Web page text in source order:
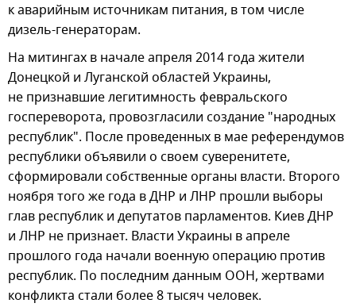
к аварийным источникам питания, в том числе
дизель-генераторам.
На митингах в начале апреля 2014 года жители
Донецкой и Луганской областей Украины,
не признавшие легитимность февральского
госпереворота, провозгласили создание "народных
республик". После проведенных в мае референдумов
республики объявили о своем суверенитете,
сформировали собственные органы власти. Второго
ноября того же года в ДНР и ЛНР прошли выборы
глав республик и депутатов парламентов. Киев ДНР
и ЛНР не признает. Власти Украины в апреле
прошлого года начали военную операцию против
республик. По последним данным ООН, жертвами
конфликта стали более 8 тысяч человек.